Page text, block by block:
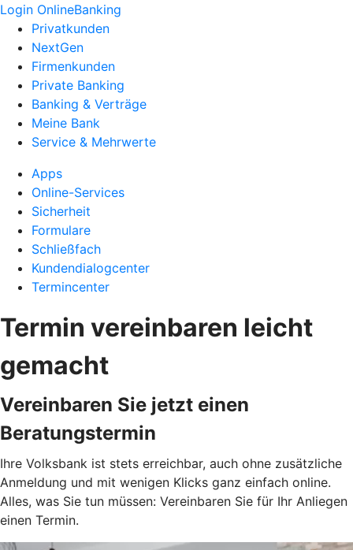
Login OnlineBanking
Privatkunden
NextGen
Firmenkunden
Private Banking
Banking & Verträge
Meine Bank
Service & Mehrwerte
Apps
Online-Services
Sicherheit
Formulare
Schließfach
Kundendialogcenter
Termincenter
Termin vereinbaren leicht
gemacht
Vereinbaren Sie jetzt einen
Beratungstermin
Ihre Volksbank ist stets erreichbar, auch ohne zusätzliche
Anmeldung und mit wenigen Klicks ganz einfach online.
Alles, was Sie tun müssen: Vereinbaren Sie für Ihr Anliegen
einen Termin.